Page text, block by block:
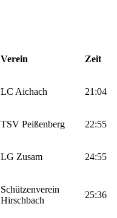
Verein Zeit
LC Aichach 21:04
TSV Peißenberg 22:55
LG Zusam 24:55
Schützenverein
Hirschbach
25:36